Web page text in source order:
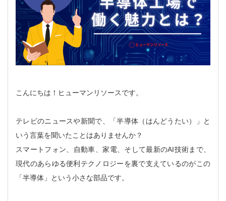
こんにちは！ヒューマンリソースです。
テレビのニュースや新聞で、「半導体（はんどうたい）」と
いう言葉を聞いたことはありませんか？
スマートフォン、自動車、家電、そして最新のAI技術まで、
現代のあらゆる便利テクノロジーを裏で支えているのがこの
「半導体」という小さな部品です。